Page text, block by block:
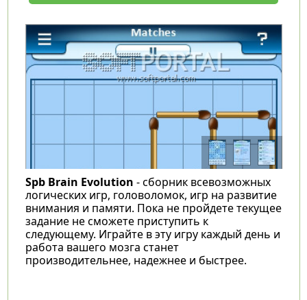
Spb Brain Evolution - сборник всевозможных
логических игр, головоломок, игр на развитие
внимания и памяти. Пока не пройдете текущее
задание не сможете приступить к
следующему. Играйте в эту игру каждый день и
работа вашего мозга станет
производительнее, надежнее и быстрее.